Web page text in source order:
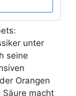
unter
seine
Orangen
macht